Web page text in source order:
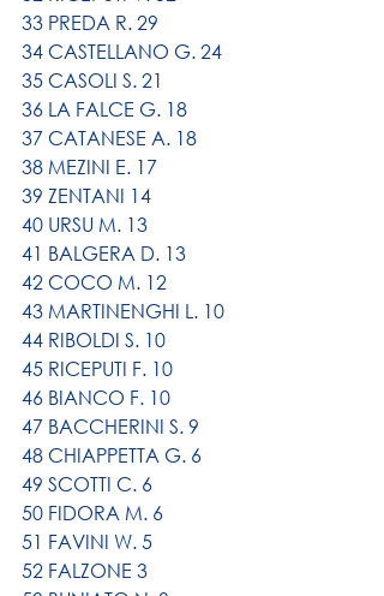
33 PREDA R. 29
34 CASTELLANO G. 24
35 CASOLI S. 21
36 LA FALCE G. 18
37 CATANESE A. 18
38 MEZINI E. 17
39 ZENTANI 14
40 URSU M. 13
41 BALGERA D. 13
42 COCO M. 12
43 MARTINENGHI L. 10
44 RIBOLDI S. 10
45 RICEPUTI F. 10
46 BIANCO F. 10
47 BACCHERINI S. 9
48 CHIAPPETTA G. 6
49 SCOTTI C. 6
50 FIDORA M. 6
51 FAVINI W. 5
52 FALZONE 3